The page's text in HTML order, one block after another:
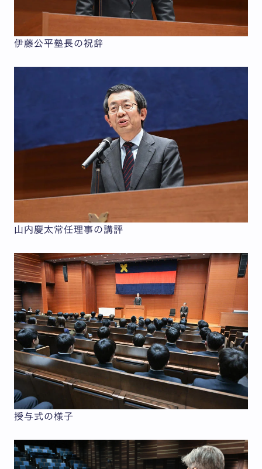
伊藤公平塾長の祝辞
山内慶太常任理事の講評
授与式の様子